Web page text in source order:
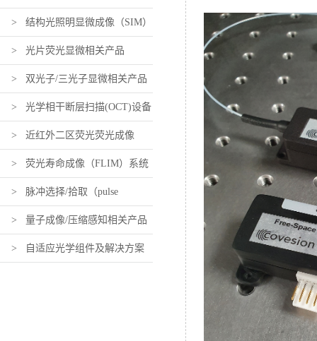
> 结构光照明显微成像（SIM）
相关产品
> 光片荧光显微相关产品
> 双光子/三光子显微相关产品
> 光学相干断层扫描(OCT)设备
及组件
> 近红外二区荧光荧光成像
（近红外活体荧光成像）设备及
组件
> 荧光寿命成像（FLIM）系统
及组件
> 脉冲选择/拾取（pulse
picking）系统及组件
> 量子成像/压缩感知相关产品
> 自适应光学组件及解决方案